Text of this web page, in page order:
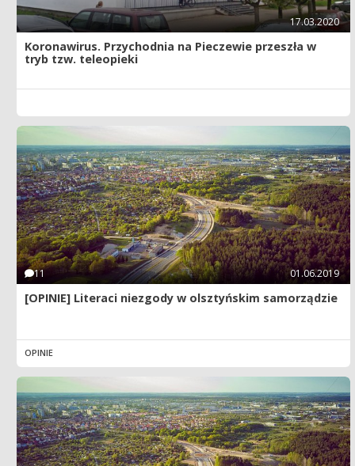
17.03.2020
Koronawirus. Przychodnia na Pieczewie przeszła w
tryb tzw. teleopieki
11 01.06.2019
[OPINIE] Literaci niezgody w olsztyńskim samorządzie
OPINIE